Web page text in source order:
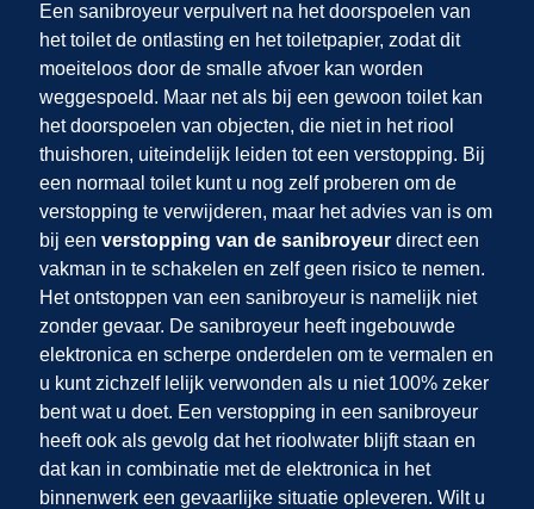
Een sanibroyeur verpulvert na het doorspoelen van
het toilet de ontlasting en het toiletpapier, zodat dit
moeiteloos door de smalle afvoer kan worden
weggespoeld. Maar net als bij een gewoon toilet kan
het doorspoelen van objecten, die niet in het riool
thuishoren, uiteindelijk leiden tot een verstopping. Bij
een normaal toilet kunt u nog zelf proberen om de
verstopping te verwijderen, maar het advies van is om
bij een verstopping van de sanibroyeurdirect een
vakman in te schakelen en zelf geen risico te nemen.
Het ontstoppen van een sanibroyeur is namelijk niet
zonder gevaar. De sanibroyeur heeft ingebouwde
elektronica en scherpe onderdelen om te vermalen en
u kunt zichzelf lelijk verwonden als u niet 100% zeker
bent wat u doet. Een verstopping in een sanibroyeur
heeft ook als gevolg dat het rioolwater blijft staan en
dat kan in combinatie met de elektronica in het
binnenwerk een gevaarlijke situatie opleveren. Wilt u